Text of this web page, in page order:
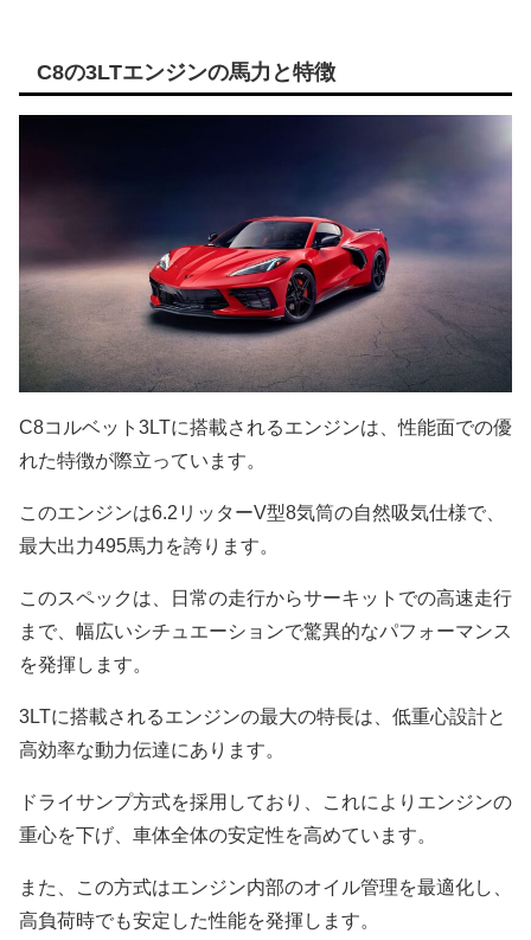
C8の3LTエンジンの馬力と特徴
C8コルベット3LTに搭載されるエンジンは、性能面での優
れた特徴が際立っています。
このエンジンは6.2リッターV型8気筒の自然吸気仕様で、
最大出力495馬力を誇ります。
このスペックは、日常の走行からサーキットでの高速走行
まで、幅広いシチュエーションで驚異的なパフォーマンス
を発揮します。
3LTに搭載されるエンジンの最大の特長は、低重心設計と
高効率な動力伝達にあります。
ドライサンプ方式を採用しており、これによりエンジンの
重心を下げ、車体全体の安定性を高めています。
また、この方式はエンジン内部のオイル管理を最適化し、
高負荷時でも安定した性能を発揮します。